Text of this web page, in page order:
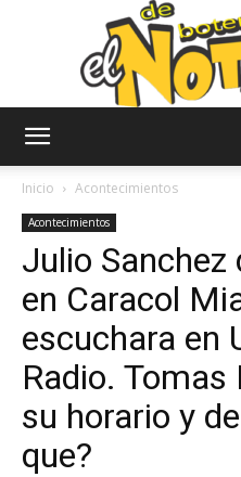
Inicio Acontecimientos
Acontecimientos
Julio Sanchez
en Caracol
escuchara en
Radio.
su horario y
que?